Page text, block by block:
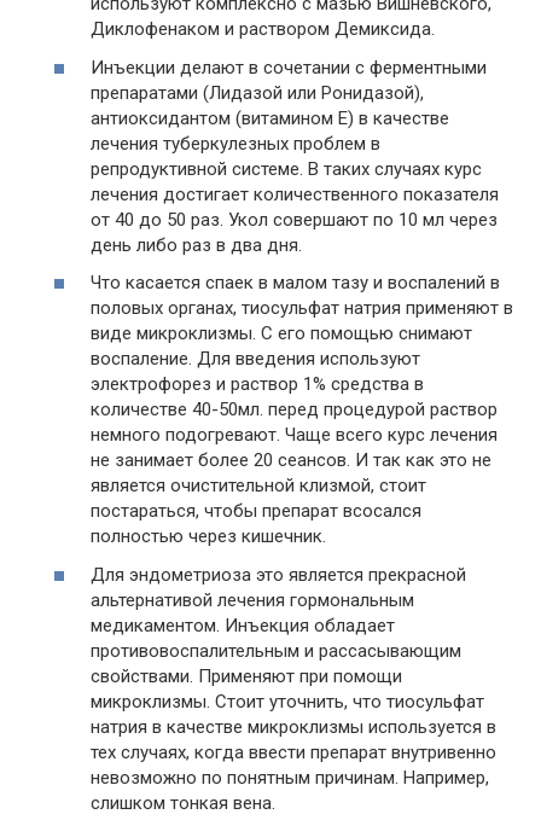
Диклофенаком и раствором Демиксида.
Инъекции делают в сочетании с ферментными
препаратами (Лидазой или Ронидазой),
антиоксидантом (витамином Е) в качестве
лечения туберкулезных проблем в
репродуктивной системе. В таких случаях курс
лечения достигает количественного показателя
от 40 до 50 раз. Укол совершают по 10 мл через
день либо раз в два дня.
Что касается спаек в малом тазу и воспалений в
половых органах, тиосульфат натрия применяют в
виде микроклизмы. С его помощью снимают
воспаление. Для введения используют
электрофорез и раствор 1% средства в
количестве 40-50мл. перед процедурой раствор
немного подогревают. Чаще всего курс лечения
не занимает более 20 сеансов. И так как это не
является очистительной клизмой, стоит
постараться, чтобы препарат всосался
полностью через кишечник.
Для эндометриоза это является прекрасной
альтернативой лечения гормональным
медикаментом. Инъекция обладает
противовоспалительным и рассасывающим
свойствами. Применяют при помощи
микроклизмы. Стоит уточнить, что тиосульфат
натрия в качестве микроклизмы используется в
тех случаях, когда ввести препарат внутривенно
невозможно по понятным причинам. Например,
слишком тонкая вена.